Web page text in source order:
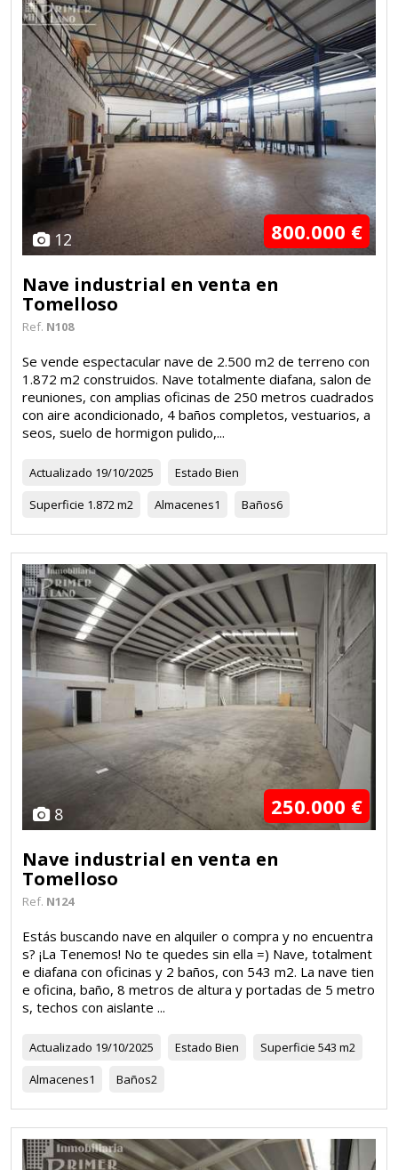
12 800.000 €
Nave industrial en venta en
Tomelloso
Ref. N108
Se vende espectacular nave de 2.500 m2 de terreno con
1.872 m2 construidos. Nave totalmente diafana, salon de
reuniones, con amplias oficinas de 250 metros cuadrados
con aire acondicionado, 4 baños completos, vestuarios, a
seos, suelo de hormigon pulido,...
Actualizado 19/10/2025 Estado Bien
Superficie 1.872 m2 Almacenes1 Baños6
8 250.000 €
Nave industrial en venta en
Tomelloso
Ref. N124
Estás buscando nave en alquiler o compra y no encuentra
s? ¡La Tenemos! No te quedes sin ella =) Nave, totalment
e diafana con oficinas y 2 baños, con 543 m2. La nave tien
e oficina, baño, 8 metros de altura y portadas de 5 metro
s, techos con aislante ...
Actualizado 19/10/2025 Estado Bien Superficie 543 m2
Almacenes1 Baños2